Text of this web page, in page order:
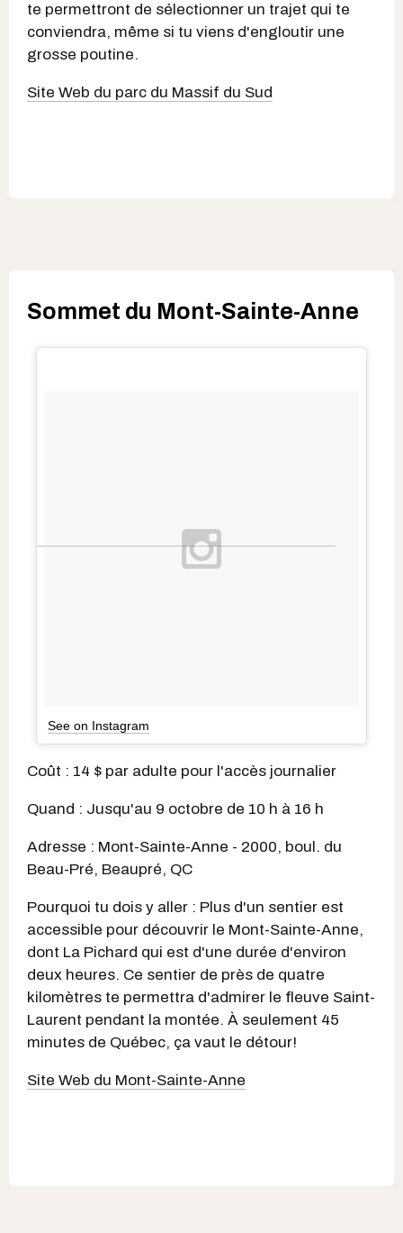
te permettront de sélectionner un trajet qui te
conviendra, même si tu viens d'engloutir une
grosse poutine.
Site Web du parc du Massif du Sud
Sommet du Mont-Sainte-Anne
See on Instagram
Coût : 14 $ par adulte pour l'accès journalier
Quand : Jusqu'au 9 octobre de 10 h à 16 h
Adresse : Mont-Sainte-Anne - 2000, boul. du
Beau-Pré, Beaupré, QC
Pourquoi tu dois y aller : Plus d'un sentier est
accessible pour découvrir le Mont-Sainte-Anne,
dont La Pichard qui est d'une durée d'environ
deux heures. Ce sentier de près de quatre
kilomètres te permettra d'admirer le fleuve Saint-
Laurent pendant la montée. À seulement 45
minutes de Québec, ça vaut le détour!
Site Web du Mont-Sainte-Anne